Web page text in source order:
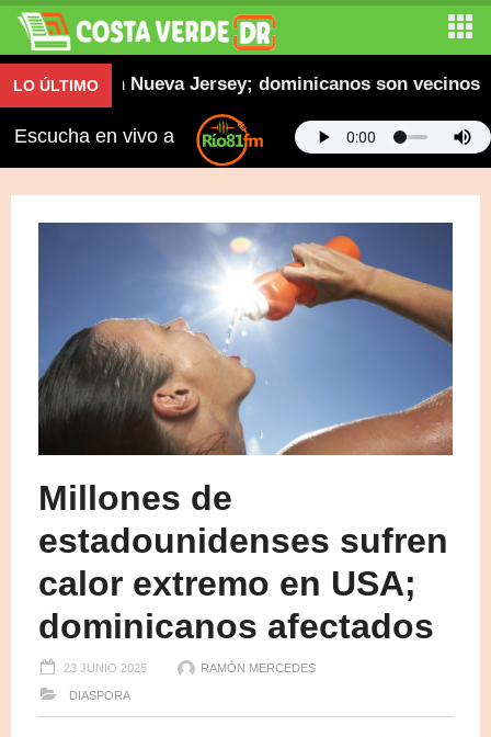
LO ÚLTIMOen Nueva Jersey; dominicanos son vecinos
Escucha en vivo a
Millones de
estadounidenses sufren
calor extremo en USA;
dominicanos afectados
23 JUNIO 2025 RAMÓN MERCEDES
DIASPORA